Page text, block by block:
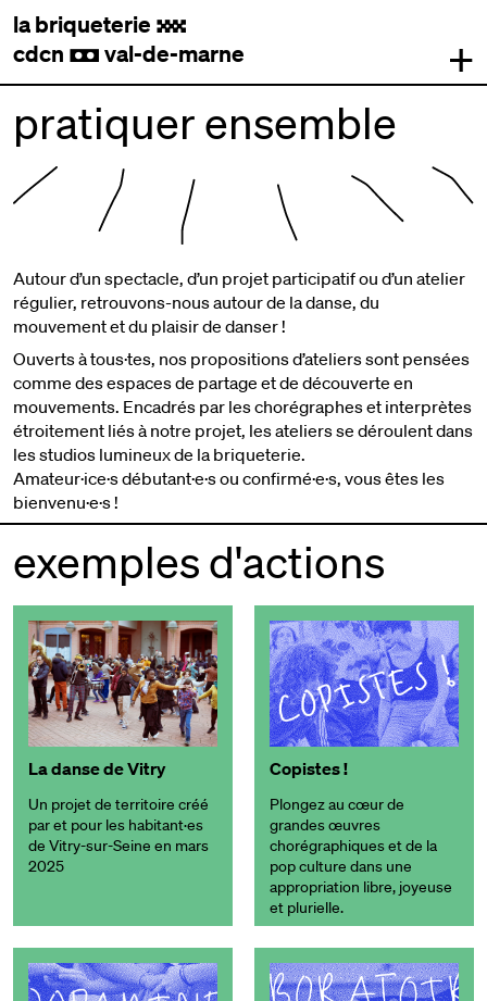
la briqueterie .
cdcn , val-de-marne
+
pratiquer ensemble
Autour d’un spectacle, d’un projet participatif ou d’un atelier
régulier, retrouvons-nous autour de la danse, du
mouvement et du plaisir de danser !
Ouverts à tous·tes, nos propositions d’ateliers sont pensées
comme des espaces de partage et de découverte en
mouvements. Encadrés par les chorégraphes et interprètes
étroitement liés à notre projet, les ateliers se déroulent dans
les studios lumineux de la briqueterie.
Amateur·ice·s débutant·e·s ou confirmé·e·s, vous êtes les
bienvenu·e·s !
exemples d'actions
La danse de Vitry
Un projet de territoire créé
par et pour les habitant·es
de Vitry-sur-Seine en mars
2025
Copistes !
Plongez au cœur de
grandes œuvres
chorégraphiques et de la
pop culture dans une
appropriation libre, joyeuse
et plurielle.